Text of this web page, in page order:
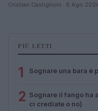
Cristian Castiglioni · 8 Ago
PIÙ LETTI
1 Sognare una bara è
2 Sognare il fango ha
ci crediate o no)